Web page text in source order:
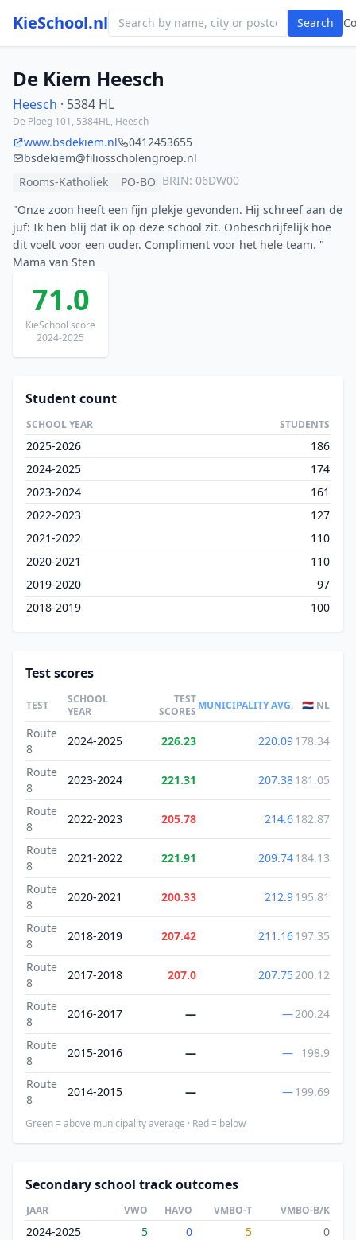
KieSchool.nl Search
De Kiem Heesch
Heesch · 5384 HL
De Ploeg 101, 5384HL, Heesch
www.bsdekiem.nl
0412453655
bsdekiem@filiosscholengroep.nl
Rooms-Katholiek
PO-BO BRIN: 06DW00
"Onze zoon heeft een fijn plekje gevonden. Hij schreef aan de
juf: Ik ben blij dat ik op deze school zit. Onbeschrijfelijk hoe
dit voelt voor een ouder. Compliment voor het hele team. "
Mama van Sten
71.0
KieSchool score
2024-2025
Student count
SCHOOL YEAR STUDENTS
2025-2026
186
2024-2025
174
2023-2024
161
2022-2023
127
2021-2022
110
2020-2021
110
2019-2020
97
2018-2019
100
Test scores
TEST
SCHOOL
YEAR
TEST
SCORES MUNICIPALITY AVG. 🇳🇱 NL
Route
8
2024-2025 226.23 220.09178.34
Route
8
2023-2024 221.31 207.38181.05
Route
8
2022-2023 205.78 214.6182.87
Route
8
2021-2022 221.91 209.74184.13
Route
8
2020-2021 200.33 212.9195.81
Route
8
2018-2019 207.42 211.16197.35
Route
8
2017-2018 207.0 207.75200.12
Route
8
2016-2017 — —200.24
Route
8
2015-2016 — — 198.9
Route
8
2014-2015 — —199.69
Green = above municipality average · Red = below
Secondary school track outcomes
JAAR VWO HAVO VMBO-T VMBO-B/K
2024-2025 5 0 5
0